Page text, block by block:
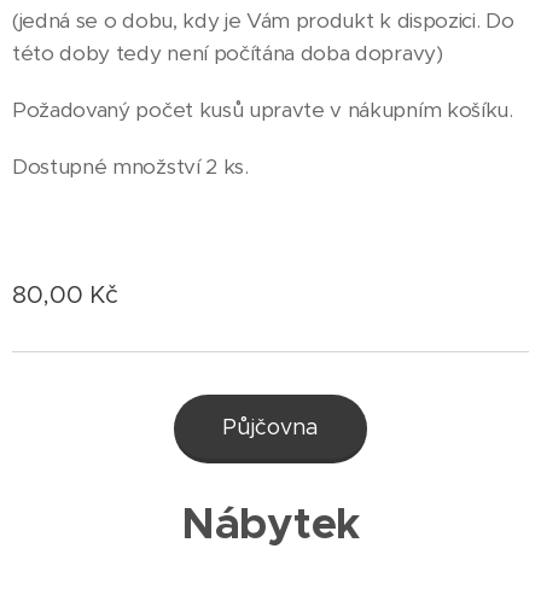
(jedná se o dobu, kdy je Vám produkt k dispozici. Do
této doby tedy není počítána doba dopravy)
Požadovaný počet kusů upravte v nákupním košíku.
Dostupné množství 2 ks.
80,00 Kč
Půjčovna
Nábytek